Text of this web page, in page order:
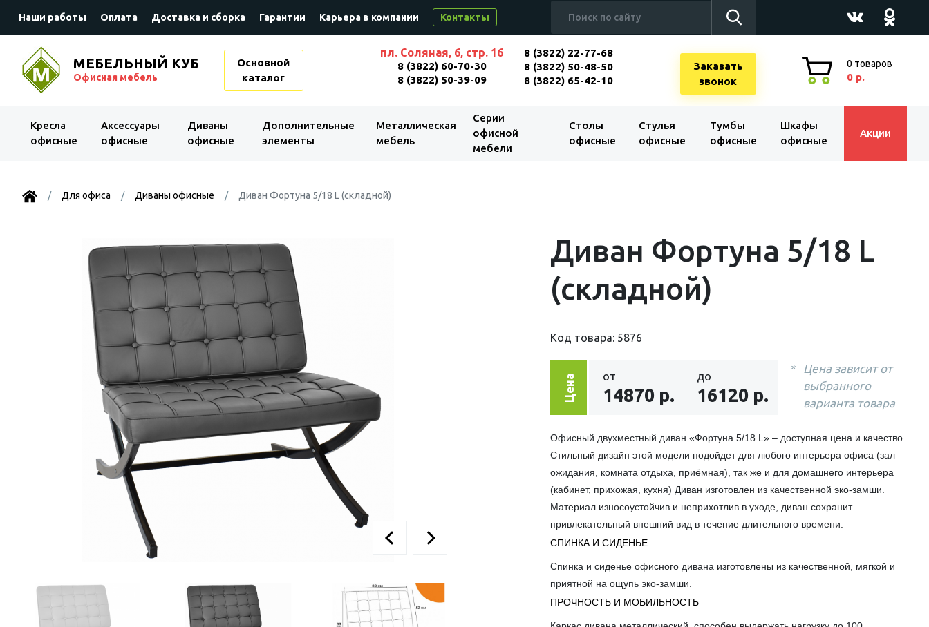
Наши работы Оплата Доставка и сборка Гарантии Карьера в компании Контакты
МЕБЕЛЬНЫЙ КУБ
Офисная мебель
Основной
каталог
пл. Соляная, 6, стр. 16
8 (3822) 60-70-30
8 (3822) 50-39-09
8 (3822) 22-77-68
8 (3822) 50-48-50
8 (3822) 65-42-10
Заказать
звонок
0 товаров
0 р.
Kресла
офисные
Аксессуары
офисные
Диваны
офисные
Дополнительные
элементы
Металлическая
мебель
Серии
офисной
мебели
Столы
офисные
Стулья
офисные
Тумбы
офисные
Шкафы
офисные
Акции
Для офиса Диваны офисные Диван Фортуна 5/18 L (складной)
Диван Фортуна 5/18 L
(складной)
Код товара: 5876
Цена от
14870 р.
до
16120 р.
Цена зависит от
выбранного
варианта товара
Офисный двухместный диван «Фортуна 5/18 L» – доступная цена и качество.
Стильный дизайн этой модели подойдет для любого интерьера офиса (зал
ожидания, комната отдыха, приёмная), так же и для домашнего интерьера
(кабинет, прихожая, кухня) Диван изготовлен из качественной эко-замши.
Материал износоустойчив и неприхотлив в уходе, диван сохранит
привлекательный внешний вид в течение длительного времени.
СПИНКА И СИДЕНЬЕ
Спинка и сиденье офисного дивана изготовлены из качественной, мягкой и
приятной на ощупь эко-замши.
ПРОЧНОСТЬ И МОБИЛЬНОСТЬ